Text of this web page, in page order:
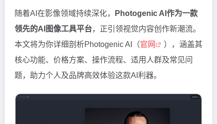
随着AI在影像领域持续深化，
Photogenic AI作为一款
领先的AI图像工具平台，正引领视觉内容创作新潮流。
本文将为你详细剖析Photogenic AI（官网
），涵盖其
核心功能、价格方案、操作流程、适用人群及常见问
题，助力个人及品牌高效体验这款AI利器。